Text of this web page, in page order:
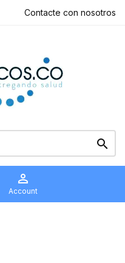
Contacte con nosotros


Account